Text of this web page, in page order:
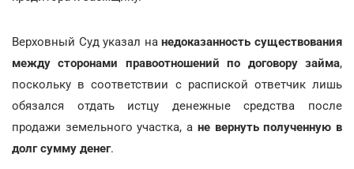
Верховный Суд указал нанедоказанность существования
между сторонами правоотношений по договору займа,
поскольку в соответствии с распиской ответчик лишь
обязался отдать истцу денежные средства после
продажи земельного участка, а не вернуть полученную в
долг сумму денег.